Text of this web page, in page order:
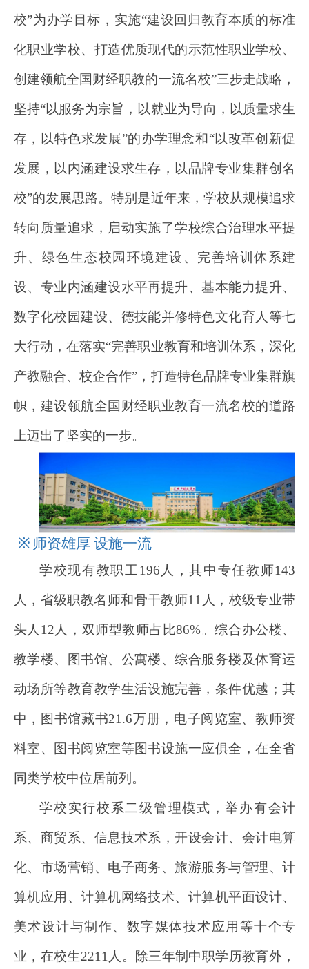
校”为办学目标，实施“建设回归教育本质的标准
化职业学校、打造优质现代的示范性职业学校、
创建领航全国财经职教的一流名校”三步走战略，
坚持“以服务为宗旨，以就业为导向，以质量求生
存，以特色求发展”的办学理念和“以改革创新促
发展，以内涵建设求生存，以品牌专业集群创名
校”的发展思路。特别是近年来，学校从规模追求
转向质量追求，启动实施了学校综合治理水平提
升、绿色生态校园环境建设、完善培训体系建
设、专业内涵建设水平再提升、基本能力提升、
数字化校园建设、德技能并修特色文化育人等七
大行动，在落实“完善职业教育和培训体系，深化
产教融合、校企合作”，打造特色品牌专业集群旗
帜，建设领航全国财经职业教育一流名校的道路
上迈出了坚实的一步。
※ 师资雄厚 设施一流
学校现有教职工196人，其中专任教师143
人，省级职教名师和骨干教师11人，校级专业带
头人12人，双师型教师占比86%。综合办公楼、
教学楼、图书馆、公寓楼、综合服务楼及体育运
动场所等教育教学生活设施完善，条件优越；其
中，图书馆藏书21.6万册，电子阅览室、教师资
料室、图书阅览室等图书设施一应俱全，在全省
同类学校中位居前列。
学校实行校系二级管理模式，举办有会计
系、商贸系、信息技术系，开设会计、会计电算
化、市场营销、电子商务、旅游服务与管理、计
算机应用、计算机网络技术、计算机平面设计、
美术设计与制作、数字媒体技术应用等十个专
业，在校生2211人。除三年制中职学历教育外，